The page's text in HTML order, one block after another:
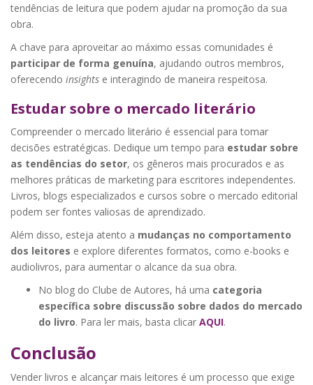
tendências de leitura que podem ajudar na promoção da sua
obra.
A chave para aproveitar ao máximo essas comunidades é
participar de forma genuína, ajudando outros membros,
oferecendo insights e interagindo de maneira respeitosa.
Estudar sobre o mercado literário
Compreender o mercado literário é essencial para tomar
decisões estratégicas. Dedique um tempo para estudar sobre
as tendências do setor, os gêneros mais procurados e as
melhores práticas de marketing para escritores independentes.
Livros, blogs especializados e cursos sobre o mercado editorial
podem ser fontes valiosas de aprendizado.
Além disso, esteja atento a mudanças no comportamento
dos leitores e explore diferentes formatos, como e-books e
audiolivros, para aumentar o alcance da sua obra.
No blog do Clube de Autores, há uma categoria
específica sobre discussão sobre dados do mercado
do livro. Para ler mais, basta clicar AQUI.
Conclusão
Vender livros e alcançar mais leitores é um processo que exige